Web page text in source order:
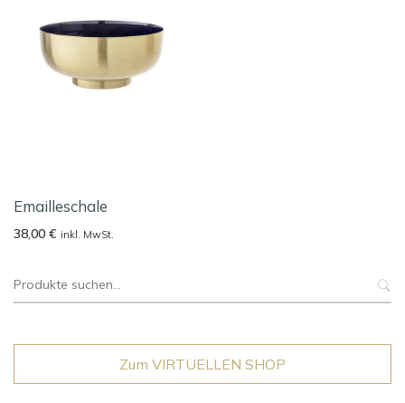
Emailleschale
38,00 € inkl. MwSt.
Suche
Zum VIRTUELLEN SHOP